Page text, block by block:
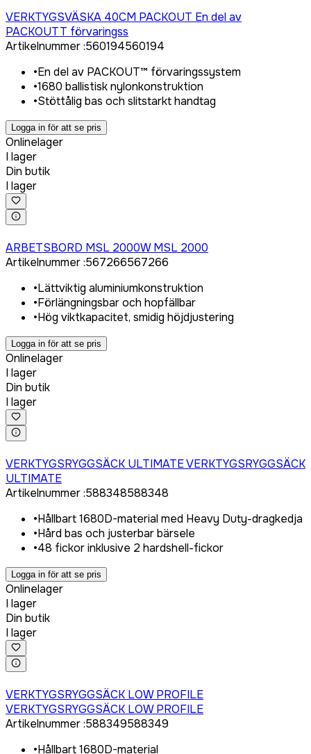
VERKTYGSVÄSKA 40CM PACKOUT En del av
PACKOUTT förvaringss
Artikelnummer:560194560194
•En del av PACKOUT™ förvaringssystem
•1680 ballistisk nylonkonstruktion
•Stöttålig bas och slitstarkt handtag
Logga in för att se pris
Onlinelager
I lager
Din butik
I lager
ARBETSBORD MSL 2000W MSL 2000
Artikelnummer:567266567266
•Lättviktig aluminiumkonstruktion
•Förlängningsbar och hopfällbar
•Hög viktkapacitet, smidig höjdjustering
Logga in för att se pris
Onlinelager
I lager
Din butik
I lager
VERKTYGSRYGGSÄCK ULTIMATE VERKTYGSRYGGSÄCK
ULTIMATE
Artikelnummer:588348588348
•Hållbart 1680D-material med Heavy Duty-dragkedja
•Hård bas och justerbar bärsele
•48 fickor inklusive 2 hardshell-fickor
Logga in för att se pris
Onlinelager
I lager
Din butik
I lager
VERKTYGSRYGGSÄCK LOW PROFILE
VERKTYGSRYGGSÄCK LOW PROFILE
Artikelnummer:588349588349
•Hållbart 1680D-material